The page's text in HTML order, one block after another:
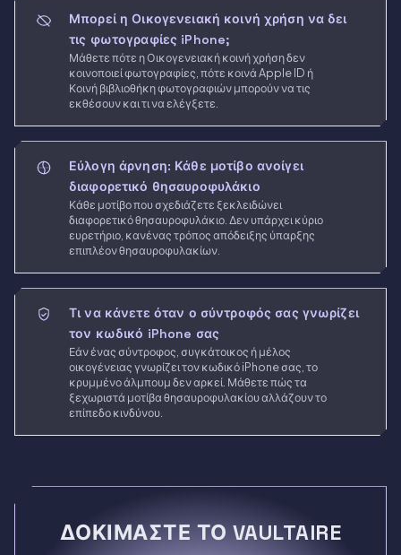
Μπορεί η Οικογενειακή κοινή χρήση να δει
τις φωτογραφίες iPhone;
Μάθετε πότε η Οικογενειακή κοινή χρήση δεν
κοινοποιεί φωτογραφίες, πότε κοινά Apple ID ή
Κοινή βιβλιοθήκη φωτογραφιών μπορούν να τις
εκθέσουν και τι να ελέγξετε.
Εύλογη άρνηση: Κάθε μοτίβο ανοίγει
διαφορετικό θησαυροφυλάκιο
Κάθε μοτίβο που σχεδιάζετε ξεκλειδώνει
διαφορετικό θησαυροφυλάκιο. Δεν υπάρχει κύριο
ευρετήριο, κανένας τρόπος απόδειξης ύπαρξης
επιπλέον θησαυροφυλακίων.
Τι να κάνετε όταν ο σύντροφός σας γνωρίζει
τον κωδικό iPhone σας
Εάν ένας σύντροφος, συγκάτοικος ή μέλος
οικογένειας γνωρίζει τον κωδικό iPhone σας, το
κρυμμένο άλμπουμ δεν αρκεί. Μάθετε πώς τα
ξεχωριστά μοτίβα θησαυροφυλακίου αλλάζουν το
επίπεδο κινδύνου.
ΔΟΚΙΜΆΣΤΕ ΤΟ VAULTAIRE